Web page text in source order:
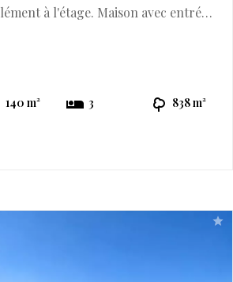
à l'étage. Maison avec entrée,
à 5 mètres et poêle à bois, couloir
d'eau avec douche et toilettes, un
140 m² 3 838 m²